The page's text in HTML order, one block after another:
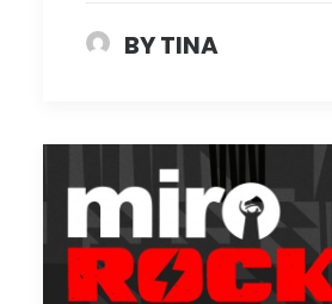
BY TINA